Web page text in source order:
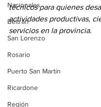
Nacionales
Beltrán
San Lorenzo
Rosario
Puerto San Martín
Ricardone
Región
técnicos para quienes
actividades productivas,
servicios en la provincia.